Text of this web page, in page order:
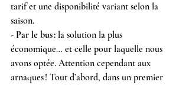
tarif et une disponibilité variant selon la
saison.
- Par le bus : la solution la plus
économique… et celle pour laquelle nous
avons optée. Attention cependant aux
arnaques ! Tout d’abord, dans un premier